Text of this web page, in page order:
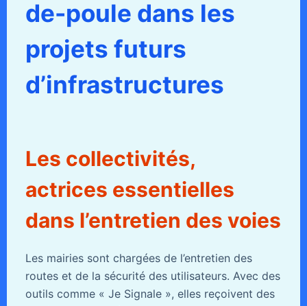
de-poule dans les
projets futurs
d’infrastructures
Les collectivités,
actrices essentielles
dans l’entretien des voies
Les mairies sont chargées de l’entretien des
routes et de la sécurité des utilisateurs. Avec des
outils comme « Je Signale », elles reçoivent des